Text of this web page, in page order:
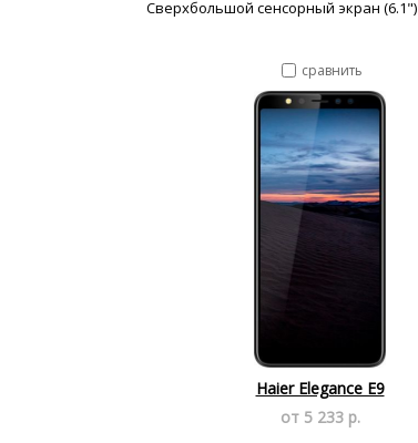
Сверхбольшой сенсорный экран (6.1")
сравнить
Haier Elegance E9
от 5 233 р.